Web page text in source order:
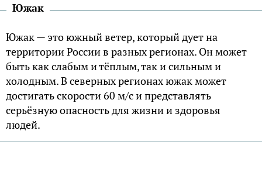
Южак
Южак — это южный ветер, который дует на
территории России в разных регионах. Он может
быть как слабым и тёплым, так и сильным и
холодным. В северных регионах южак может
достигать скорости 60 м/с и представлять
серьёзную опасность для жизни и здоровья
людей.